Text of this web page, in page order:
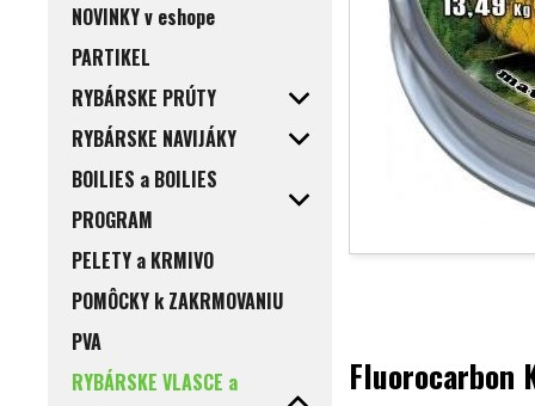
NOVINKY v eshope
PARTIKEL
RYBÁRSKE PRÚTY
RYBÁRSKE NAVIJÁKY
BOILIES a BOILIES
PROGRAM
PELETY a KRMIVO
POMÔCKY k ZAKRMOVANIU
PVA
RYBÁRSKE VLASCE a
Fluorocarbon